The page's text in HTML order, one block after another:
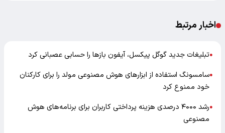
اخبار مرتبط
●تبلیغات جدید گوگل پیکسل، آیفون بازها را حسابی عصبانی کرد
●سامسونگ استفاده از ابزارهای هوش مصنوعی مولد را برای کارکنان
خود ممنوع کرد
●
رشد ۴۰۰۰ درصدی هزینه پرداختی کاربران برای برنامه‌های هوش
مصنوعی